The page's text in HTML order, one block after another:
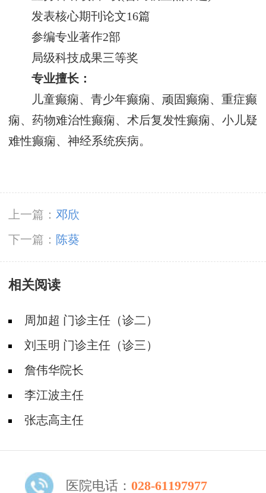
发表核心期刊论文16篇
参编专业著作2部
局级科技成果三等奖
专业擅长：
儿童癫痫、青少年癫痫、顽固癫痫、重症癫
痫、药物难治性癫痫、术后复发性癫痫、小儿疑
难性癫痫、神经系统疾病。
上一篇： 邓欣
下一篇： 陈葵
相关阅读
周加超 门诊主任（诊二）
刘玉明 门诊主任（诊三）
詹伟华院长
李江波主任
张志高主任
医院电话： 028-61197977